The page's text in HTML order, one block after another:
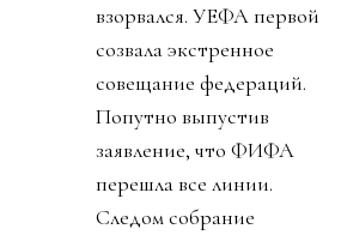
взорвался. УЕФА первой
созвала экстренное
совещание федераций.
Попутно выпустив
заявление, что ФИФА
перешла все линии.
Следом собрание